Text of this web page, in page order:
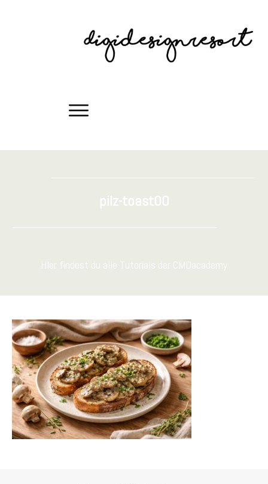
pilz-toast00
HIer findest du alle Tutorials der CMDacademy